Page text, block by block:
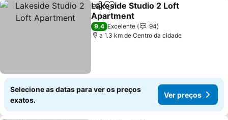
PartilharAdicionar aos favoritos
Lakeside Studio 2 Loft
Apartment
9,4 Excelente
94
a 1.3 km de Centro da cidade
Selecione as datas para ver os preços
exatos.
Ver preços